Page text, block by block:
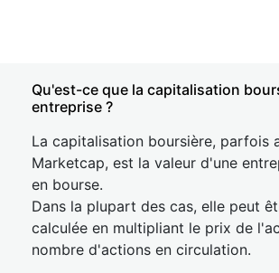
Qu'est-ce que la capitalisation
entreprise ?
La capitalisation boursière, parfois
Marketcap, est la valeur d'une
en bourse.
Dans la plupart des cas, elle peut
calculée en multipliant le prix de
nombre d'actions en circulation.